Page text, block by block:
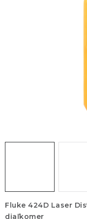
Obchodné
Fluke 424D Laser
diaľkomer